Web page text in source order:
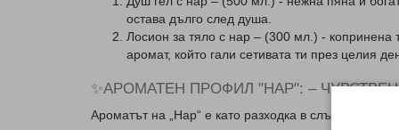
остава дълго след душа.
Лосион за тяло с нар – (300 мл.) - копринена
аромат, който гали сетивата ти през целия
✨АРОМАТЕН ПРОФИЛ "НАР": –
Ароматът на „Нар“ е като разходка в слънчева